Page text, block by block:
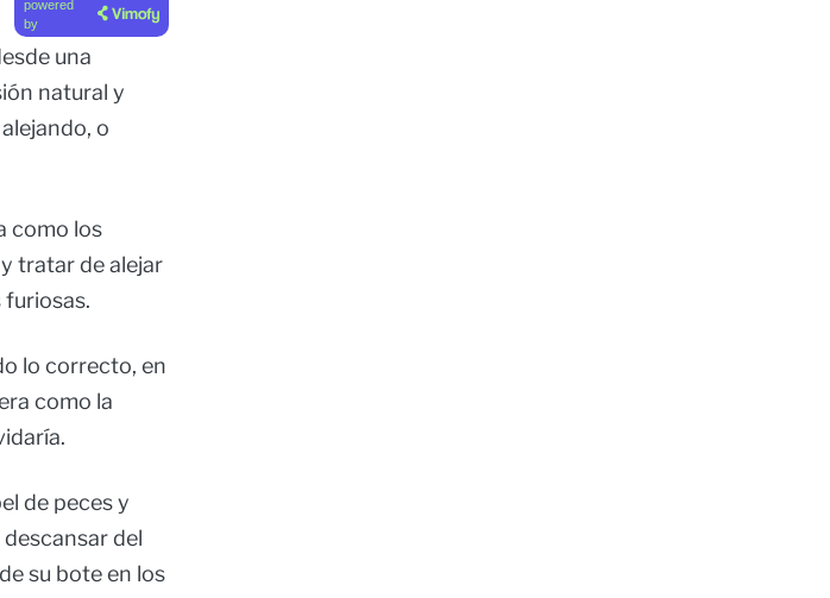
powered
by
una
natural y
o
como los
tratar de alejar
furiosas.
lo correcto, en
como la
de peces y
del
su bote en los